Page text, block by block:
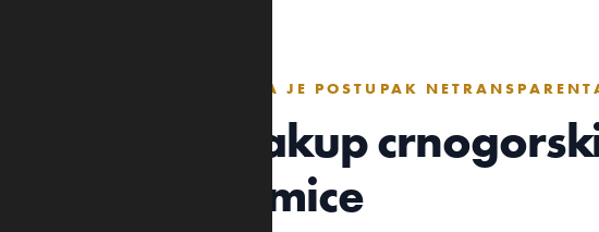
U SINDIKATU SMATRAJU DA JE POSTUPAK
Ponude za zakup
naredne sedmice